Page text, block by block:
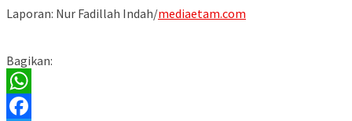
Laporan: Nur Fadillah Indah/mediaetam.com
Bagikan:
WhatsApp